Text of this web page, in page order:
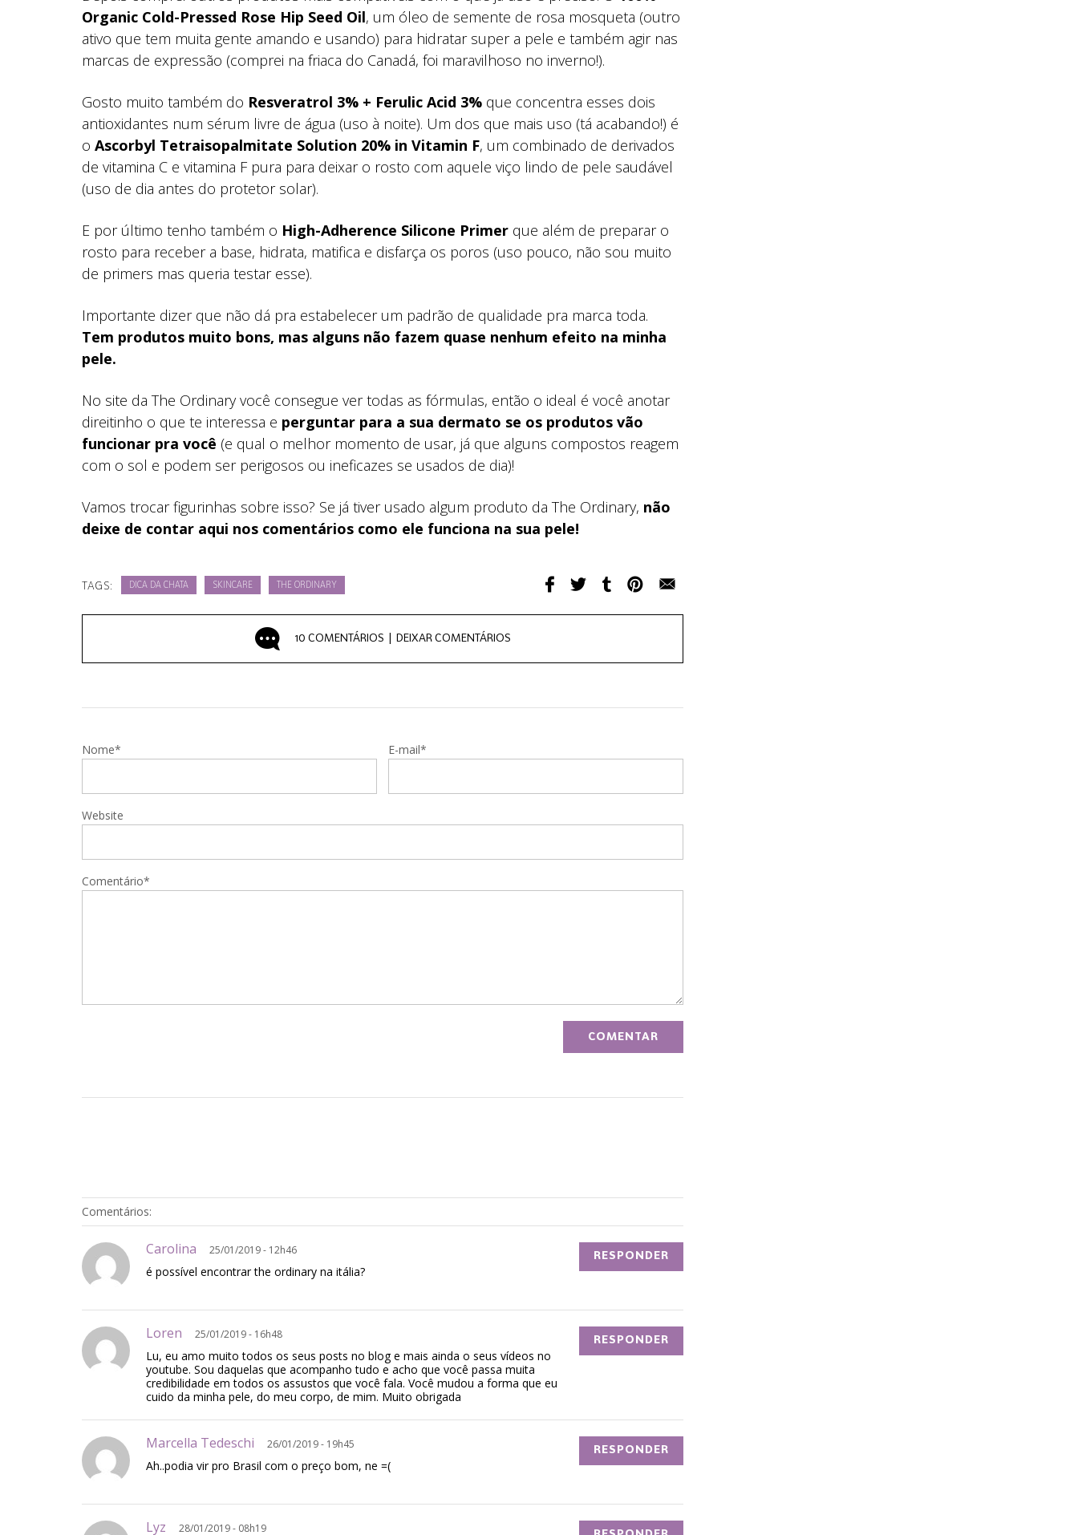
Organic Cold-Pressed Rose Hip Seed Oil, um óleo de semente de rosa mosqueta (outro
ativo que tem muita gente amando e usando) para hidratar super a pele e também agir nas
marcas de expressão (comprei na friaca do Canadá, foi maravilhoso no inverno!).
Gosto muito também do Resveratrol 3% + Ferulic Acid 3% que concentra esses dois
antioxidantes num sérum livre de água (uso à noite). Um dos que mais uso (tá acabando!) é
o Ascorbyl Tetraisopalmitate Solution 20% in Vitamin F, um combinado de derivados
de vitamina C e vitamina F pura para deixar o rosto com aquele viço lindo de pele saudável
(uso de dia antes do protetor solar).
E por último tenho também o High-Adherence Silicone Primer que além de preparar o
rosto para receber a base, hidrata, matifica e disfarça os poros (uso pouco, não sou muito
de primers mas queria testar esse).
Importante dizer que não dá pra estabelecer um padrão de qualidade pra marca toda.
Tem produtos muito bons, mas alguns não fazem quase nenhum efeito na minha
pele.
No site da The Ordinary você consegue ver todas as fórmulas, então o ideal é você anotar
direitinho o que te interessa e perguntar para a sua dermato se os produtos vão
funcionar pra você (e qual o melhor momento de usar, já que alguns compostos reagem
com o sol e podem ser perigosos ou ineficazes se usados de dia)!
Vamos trocar figurinhas sobre isso? Se já tiver usado algum produto da The Ordinary, não
deixe de contar aqui nos comentários como ele funciona na sua pele!
TAGS: DICA DA CHATA SKINCARE THE ORDINARY
10 COMENTÁRIOS | DEIXAR COMENTÁRIOS
Nome* E-mail*
Website
Comentário*
Comentários:
Carolina 25/01/2019 - 12h46
é possível encontrar the ordinary na itália?
RESPONDER
Loren 25/01/2019 - 16h48
Lu, eu amo muito todos os seus posts no blog e mais ainda o seus vídeos no
youtube. Sou daquelas que acompanho tudo e acho que você passa muita
credibilidade em todos os assustos que você fala. Você mudou a forma que eu
cuido da minha pele, do meu corpo, de mim. Muito obrigada
RESPONDER
Marcella Tedeschi 26/01/2019 - 19h45
Ah..podia vir pro Brasil com o preço bom, ne =(
RESPONDER
Lyz 28/01/2019 - 08h19